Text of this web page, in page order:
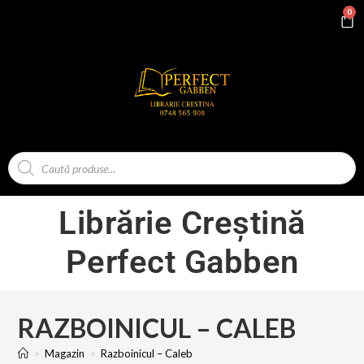
0
Librărie Creștină
Perfect Gabben
RAZBOINICUL – CALEB
> Magazin > Razboinicul – Caleb